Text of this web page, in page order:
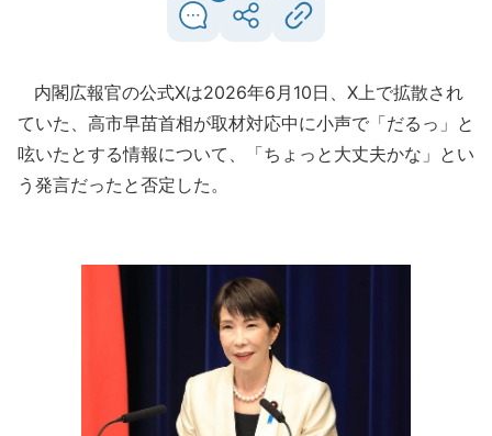
内閣広報官の公式Xは2026年6月10日、X上で拡散され
ていた、高市早苗首相が取材対応中に小声で「だるっ」と
呟いたとする情報について、「ちょっと大丈夫かな」とい
う発言だったと否定した。